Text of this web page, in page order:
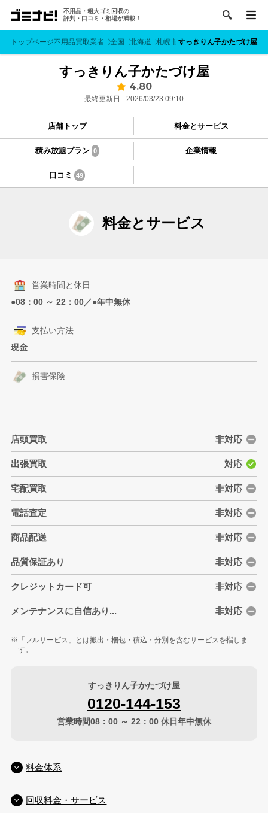
不用品・粗大ゴミ回収の
評判・口コミ・相場が満載！
トップページ不用品買取業者 全国 北海道 札幌市すっきりん子かたづけ屋
すっきりん子かたづけ屋
4.80
最終更新日 2026/03/23 09:10
店舗トップ 料金とサービス
積み放題プラン 0 企業情報
口コミ 49
料金とサービス
営業時間と休日
●08：00 ～ 22：00／●年中無休
支払い方法
現金
損害保険
店頭買取 非対応
出張買取 対応
宅配買取 非対応
電話査定 非対応
商品配送 非対応
品質保証あり 非対応
クレジットカード可 非対応
メンテナンスに自信あり... 非対応
「フルサービス」とは搬出・梱包・積込・分別を含むサービスを指しま
す。
すっきりん子かたづけ屋
0120-144-153
営業時間08：00 ～ 22：00 休日年中無休
料金体系
回収料金・サービス